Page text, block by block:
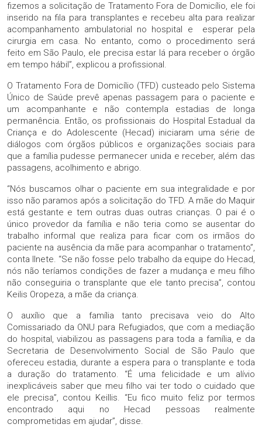
fizemos a solicitação de Tratamento Fora de Domicílio, ele foi
inserido na fila para transplantes e recebeu alta para realizar
acompanhamento ambulatorial no hospital e esperar pela
cirurgia em casa. No entanto, como o procedimento será
feito em São Paulo, ele precisa estar lá para receber o órgão
em tempo hábil”, explicou a profissional.
O Tratamento Fora de Domicílio (TFD) custeado pelo Sistema
Único de Saúde prevê apenas passagem para o paciente e
um acompanhante e não contempla estadias de longa
permanência. Então, os profissionais do Hospital Estadual da
Criança e do Adolescente (Hecad) iniciaram uma série de
diálogos com órgãos públicos e organizações sociais para
que a família pudesse permanecer unida e receber, além das
passagens, acolhimento e abrigo.
“Nós buscamos olhar o paciente em sua integralidade e por
isso não paramos após a solicitação do TFD. A mãe do Maquir
está gestante e tem outras duas outras crianças. O pai é o
único provedor da família e não teria como se ausentar do
trabalho informal que realiza para ficar com os irmãos do
paciente na ausência da mãe para acompanhar o tratamento”,
conta Ilnete. “Se não fosse pelo trabalho da equipe do Hecad,
nós não teríamos condições de fazer a mudança e meu filho
não conseguiria o transplante que ele tanto precisa”, contou
Keilis Oropeza, a mãe da criança.
O auxílio que a família tanto precisava veio do Alto
Comissariado da ONU para Refugiados, que com a mediação
do hospital, viabilizou as passagens para toda a família, e da
Secretaria de Desenvolvimento Social de São Paulo que
ofereceu estadia, durante a espera para o transplante e toda
a duração do tratamento. “É uma felicidade e um alívio
inexplicáveis saber que meu filho vai ter todo o cuidado que
ele precisa”, contou Keillis. “Eu fico muito feliz por termos
encontrado aqui no Hecad pessoas realmente
comprometidas em ajudar”, disse.